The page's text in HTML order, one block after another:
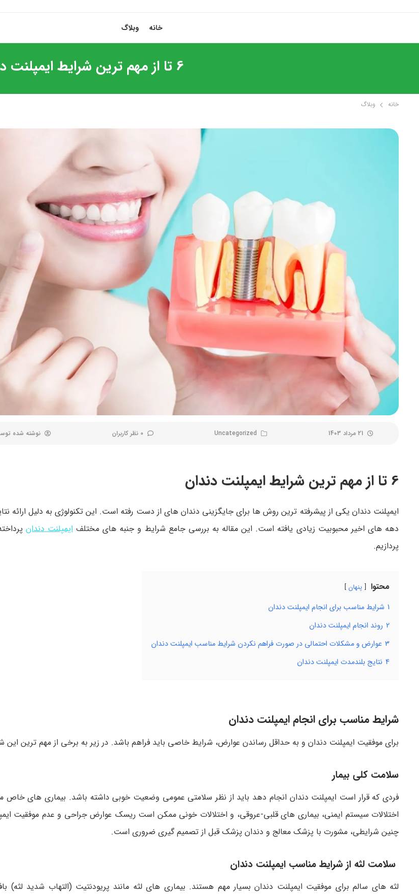
خانه وبلاگ
6 تا از مهم ترین شرایط ایمپلنت دندان
خانه وبلاگ
21 مرداد 1403 Uncategorized 0 نظر کاربران نوشته شده
6 تا از مهم ترین شرایط ایمپلنت دندان
ایمپلنت دندان یکی از پیشرفته ترین روش ها برای جایگزینی دندان های از دست رفته است. این تکنولوژی به دلیل ارائه
دهه های اخیر محبوبیت زیادی یافته است. این مقاله به بررسی جامع شرایط و جنبه های مختلفایمپلنت دندان
پردازیم.
محتوا پنهان
1 شرایط مناسب برای انجام ایمپلنت دندان
2 روند انجام ایمپلنت دندان
3 عوارض و مشکلات احتمالی در صورت فراهم نکردن شرایط مناسب ایمپلنت دندان
4 نتایج بلندمدت ایمپلنت دندان
شرایط مناسب برای انجام ایمپلنت دندان
برای موفقیت ایمپلنت دندان و به حداقل رساندن عوارض، شرایط خاصی باید فراهم باشد. در زیر به برخی از مهم ترین این
سلامت کلی بیمار
فردی که قرار است ایمپلنت دندان انجام دهد باید از نظر سلامتی عمومی وضعیت خوبی داشته باشد. بیماری های خاص
اختلالات سیستم ایمنی، بیماری های قلبی-عروقی، و اختلالات خونی ممکن است ریسک عوارض جراحی و عدم موفقیت
چنین شرایطی، مشورت با پزشک معالج و دندان پزشک قبل از تصمیم گیری ضروری است.
سلامت لثه از شرایط مناسب ایمپلنت دندان
لثه های سالم برای موفقیت ایمپلنت دندان بسیار مهم هستند. بیماری های لثه مانند پریودنتیت (التهاب شدید لثه)